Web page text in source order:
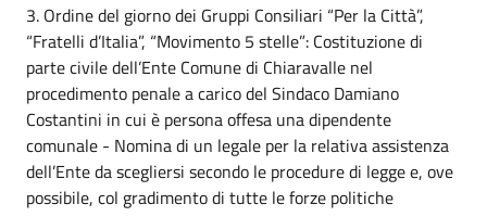
3. Ordine del giorno dei Gruppi Consiliari “Per la Città”,
“Fratelli d’Italia”, “Movimento 5 stelle”: Costituzione di
parte civile dell’Ente Comune di Chiaravalle nel
procedimento penale a carico del Sindaco Damiano
Costantini in cui è persona offesa una dipendente
comunale - Nomina di un legale per la relativa assistenza
dell’Ente da scegliersi secondo le procedure di legge e, ove
possibile, col gradimento di tutte le forze politiche